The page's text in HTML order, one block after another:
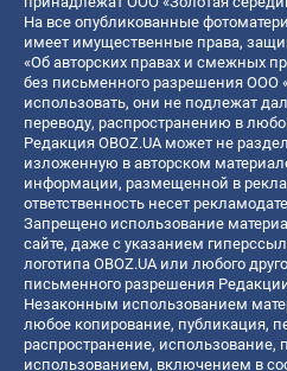
На все опубликованные
имеет имущественные права,
«Об авторских правах и смежных
без письменного разрешения ООО
использовать, они не подлежат
переводу, распространению в
Редакция OBOZ.UA может не
изложенную в авторском
информации, размещенной в
ответственность несет
Запрещено использование
сайте, даже с указанием
логотипа OBOZ.UA или любого
письменного разрешения
Незаконным использованием
любое копирование, публикация,
распространение, использование,
использованием, включением в